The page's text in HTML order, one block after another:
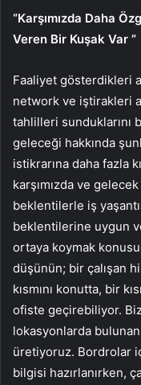
“Karşımızda Daha
Veren Bir Kuşak Var ”
Faaliyet gösterdikleri
network ve iştirakleri
tahlilleri sunduklarını
geleceği hakkında
istikrarına daha fazla
karşımızda ve
beklentilerle iş
beklentilerine uygun
ortaya koymak
düşünün; bir çalışan
kısmını konutta, bir
ofiste geçirebiliyor.
lokasyonlarda bulunan
üretiyoruz. Bordrolar
bilgisi hazırlanırken,